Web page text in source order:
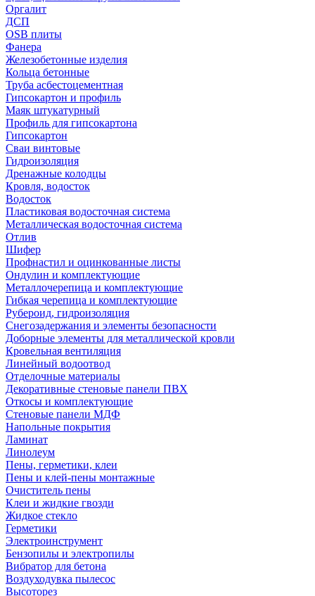
Оргалит
ДСП
OSB плиты
Фанера
Железобетонные изделия
Кольца бетонные
Труба асбестоцементная
Гипсокартон и профиль
Маяк штукатурный
Профиль для гипсокартона
Гипсокартон
Сваи винтовые
Гидроизоляция
Дренажные колодцы
Кровля, водосток
Водосток
Пластиковая водосточная система
Металлическая водосточная система
Отлив
Шифер
Профнастил и оцинкованные листы
Ондулин и комплектующие
Металлочерепица и комплектующие
Гибкая черепица и комплектующие
Рубероид, гидроизоляция
Снегозадержания и элементы безопасности
Доборные элементы для металлической кровли
Кровельная вентиляция
Линейный водоотвод
Отделочные материалы
Декоративные стеновые панели ПВХ
Откосы и комплектующие
Стеновые панели МДФ
Напольные покрытия
Ламинат
Линолеум
Пены, герметики, клеи
Пены и клей-пены монтажные
Очиститель пены
Клеи и жидкие гвозди
Жидкое стекло
Герметики
Электроинструмент
Бензопилы и электропилы
Вибратор для бетона
Воздуходувка пылесос
Высоторез